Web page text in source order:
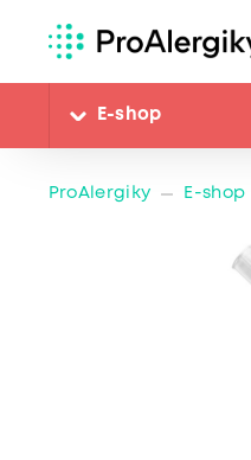
E-shop
ProAlergiky E-shop